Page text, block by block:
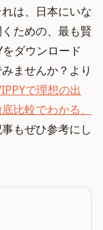
は、日本にいな
ための、最も賢
ダウンロード
ませんか？より
で理想の出
比較でわかる、
もぜひ参考にし